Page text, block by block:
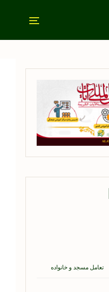
تعامل مسجد و خانواده